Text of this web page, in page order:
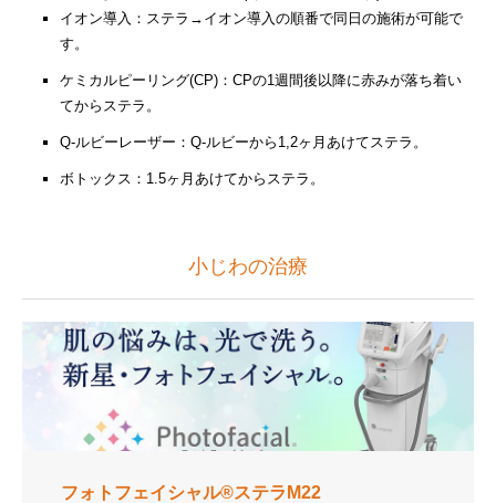
イオン導入：ステラ→イオン導入の順番で同日の施術が可能で
す。
ケミカルピーリング(CP)：CPの1週間後以降に赤みが落ち着い
てからステラ。
Q-ルビーレーザー：Q-ルビーから1,2ヶ月あけてステラ。
ボトックス：1.5ヶ月あけてからステラ。
小じわの治療
フォトフェイシャル®ステラM22